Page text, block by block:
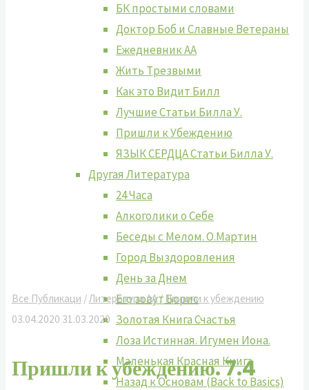
БК простыми словами
Доктор Боб и Славные Ветераны
Ежедневник АА
Жить Tрезвыми
Как это Видит Билл
Лучшие Cтатьи Билла У.
Пришли к Убеждению
ЯЗЫК СЕРДЦА Статьи Билла У.
Другая Литература
24 Часа
Алкоголики о Себе
Беседы с Мелом. О.Мартин
Город Выздоровления
День за Днем
Его зовут Борис
Золотая Книга Счастья
Лоза Истинная. Игумен Иона.
Маленькая Красная Книга
Назад к Основам (Back to Basics)
Все Публикаци / Литература АА/ Пришли к убеждению
03.04.2020 31.03.2020
Пришли к убеждению. 7.4